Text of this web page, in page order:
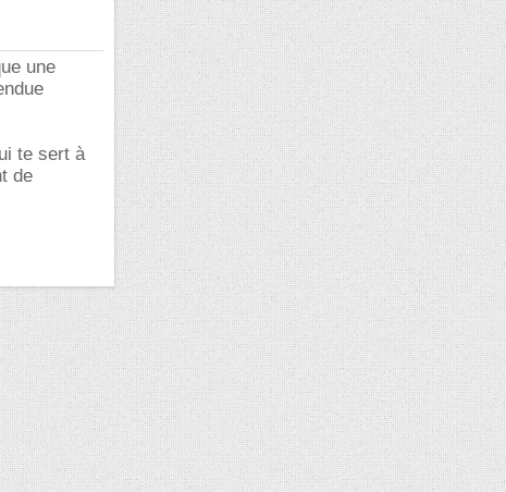
une
te sert à
de